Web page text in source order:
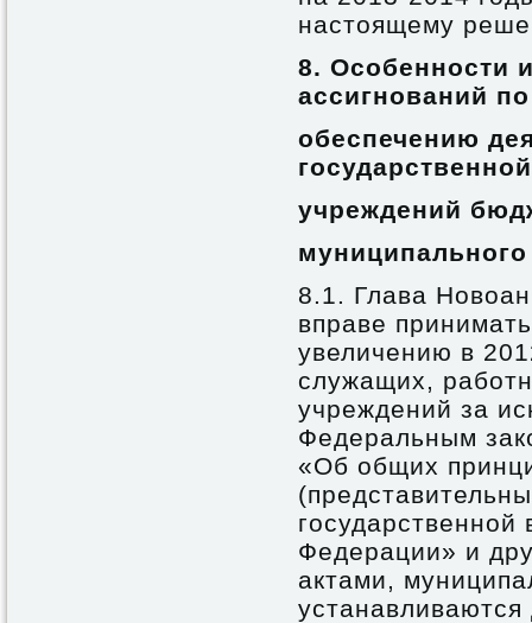
настоящему
8. Особенности
ассигнований по
обеспечению
учреждений
8.1. Глава
вправе
увеличению в
служащих,
учреждений за
Федеральным
«Об общих
государственной
Федерации» и
актами,